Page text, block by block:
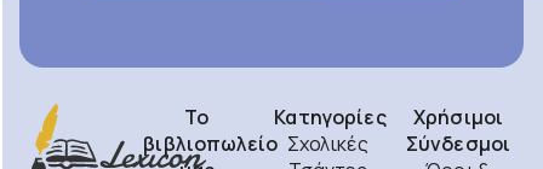
Το
βιβλιοπωλείο
Κατηγορίες
Σχολικές
Χρήσιμοι
Σύνδεσμοι